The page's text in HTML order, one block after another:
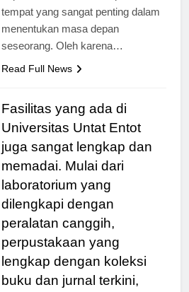
depan. Universitas merupakan
tempat yang sangat penting dalam
menentukan masa depan
Fasilitas yang ada di
Universitas Untat Entot
juga sangat lengkap dan
memadai. Mulai dari
laboratorium yang
dilengkapi dengan
peralatan canggih,
perpustakaan yang
lengkap dengan koleksi